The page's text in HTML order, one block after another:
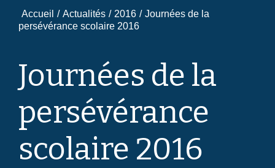
Accueil / Actualités / 2016 / Journées de la
persévérance scolaire 2016
Journées de la
persévérance
scolaire 2016